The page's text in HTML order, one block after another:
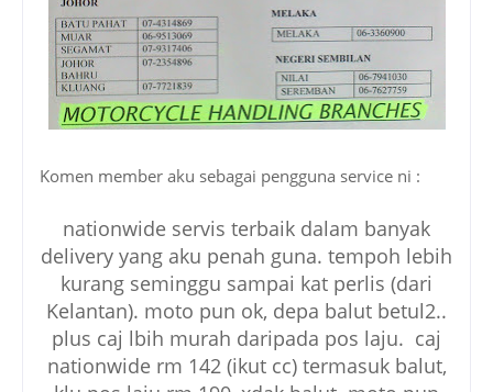
Komen member aku sebagai pengguna service ni :
nationwide servis terbaik dalam banyak
delivery yang aku penah guna. tempoh lebih
kurang seminggu sampai kat perlis (dari
Kelantan). moto pun ok, depa balut betul2..
plus caj lbih murah daripada pos laju. caj
nationwide rm 142 (ikut cc) termasuk balut,